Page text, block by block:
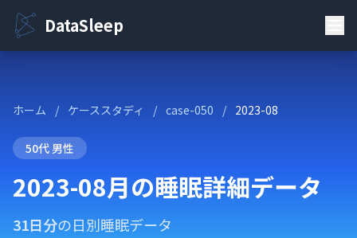
DataSleep
ホーム / ケーススタディ / case-050 / 2023-08
50代 男性
2023-08月の睡眠詳細データ
31日分の日別睡眠データ